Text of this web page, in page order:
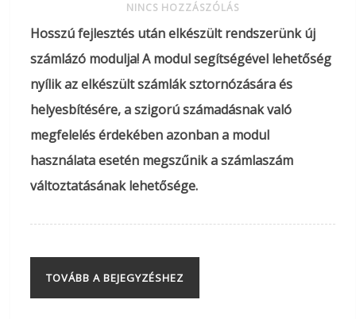
NINCS HOZZÁSZÓLÁS
Hosszú fejlesztés után elkészült rendszerünk új
számlázó modulja! A modul segítségével lehetőség
nyílik az elkészült számlák sztornózására és
helyesbítésére, a szigorú számadásnak való
megfelelés érdekében azonban a modul
használata esetén megszűnik a számlaszám
változtatásának lehetősége.
TOVÁBB A BEJEGYZÉSHEZ